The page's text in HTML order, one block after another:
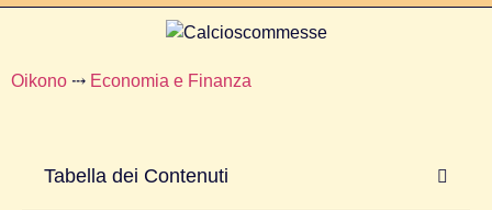
Oikono ⤏ Economia e Finanza
Tabella dei Contenuti